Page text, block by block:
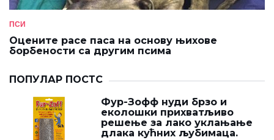
ПСИ
Оцените расе паса на основу њихове
борбености са другим псима
ПОПУЛАР ПОСТС
Фур-Зофф нуди брзо и
еколошки прихватљиво
решење за лако уклањање
длака кућних љубимаца.